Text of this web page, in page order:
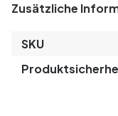
Zusätzliche
SKU